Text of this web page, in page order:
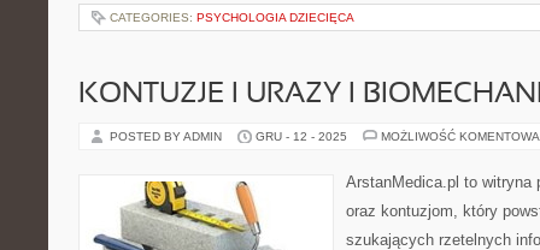
CATEGORIES: PSYCHOLOGIA DZIECIĘCA
KONTUZJE I URAZY I
POSTED BY ADMIN GRU - 12 - 2025 MOŻLIWOŚĆ
ArstanMedica.pl to witryna
oraz kontuzjom, który
szukających rzetelnych